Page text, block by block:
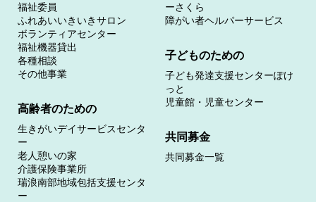
福祉委員
ふれあいいきいきサロン
ボランティアセンター
福祉機器貸出
各種相談
その他事業
高齢者のための
生きがいデイサービスセンタ
ー
老人憩いの家
介護保険事業所
瑞浪南部地域包括支援センタ
ー
ーさくら
障がい者ヘルパーサービス
子どものための
子ども発達支援センターぽけ
っと
児童館・児童センター
共同募金
共同募金一覧